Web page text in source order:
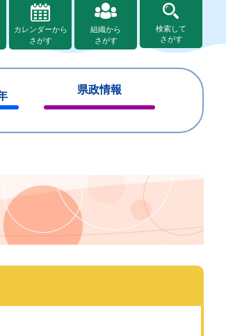
カレンダーから
さがす
組織から
さがす
検索して
さがす
県政情報
じ